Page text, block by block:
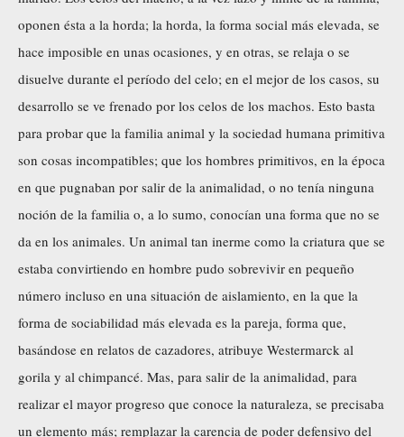
oponen ésta a la horda; la horda, la forma social más elevada, se
hace imposible en unas ocasiones, y en otras, se relaja o se
disuelve durante el período del celo; en el mejor de los casos, su
desarrollo se ve frenado por los celos de los machos. Esto basta
para probar que la familia animal y la sociedad humana primitiva
son cosas incompatibles; que los hombres primitivos, en la época
en que pugnaban por salir de la animalidad, o no tenía ninguna
noción de la familia o, a lo sumo, conocían una forma que no se
da en los animales. Un animal tan inerme como la criatura que se
estaba convirtiendo en hombre pudo sobrevivir en pequeño
número incluso en una situación de aislamiento, en la que la
forma de sociabilidad más elevada es la pareja, forma que,
basándose en relatos de cazadores, atribuye Westermarck al
gorila y al chimpancé. Mas, para salir de la animalidad, para
realizar el mayor progreso que conoce la naturaleza, se precisaba
un elemento más; remplazar la carencia de poder defensivo del